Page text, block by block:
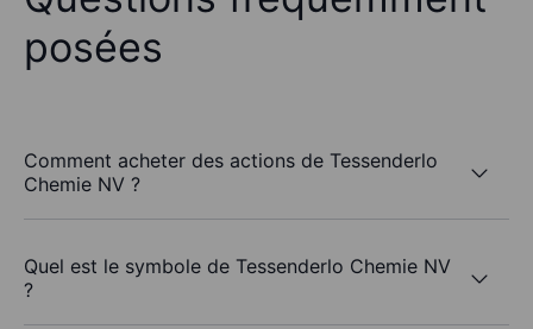
posées
Comment acheter des actions de Tessenderlo
Chemie NV ?
Quel est le symbole de Tessenderlo Chemie NV
?